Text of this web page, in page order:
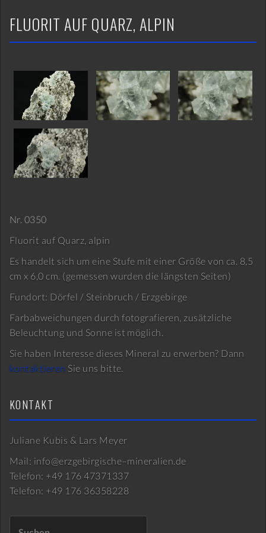
FLUORIT AUF QUARZ, ALPIN
Nr. 0350
Fluorit auf Quarz, alpin
Es handelt sich um eine Stufe mit einer Größe von ca. 8,5
cm x 6,0 cm. (gemessen wurden die längsten Seiten)
Fundort: Dörfel / Steinbruch / Erzgebirge
Farbabweichungen durch fotografieren, zusätzliche
Beleuchtung und Sonne ist möglich.
Sie haben Interesse dieses Mineral zu erwerben? Dann
kontaktieren Sie uns bitte.
KONTAKT
Juliane Kubis & Lars Meyer
Mail: info@erzgebirgische–mineralien.de
Telefon: +49 176 47371337
Telefon: +49 176 36358228